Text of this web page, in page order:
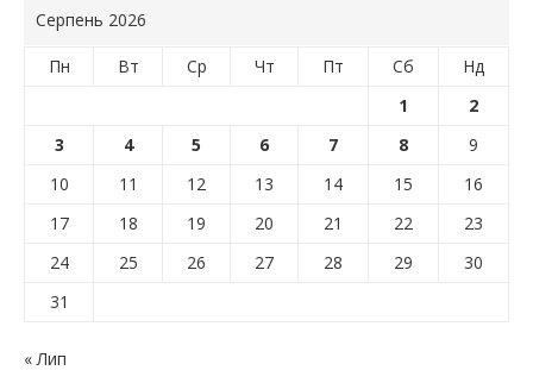
Серпень 2026
Пн Вт Ср Чт Пт Сб
Нд
1
2
3
4 5 6 7 8
9
10
11 12 13 14 15
16
17
18 19 20 21 22
23
24
25 26 27 28 29
30
31
« Лип